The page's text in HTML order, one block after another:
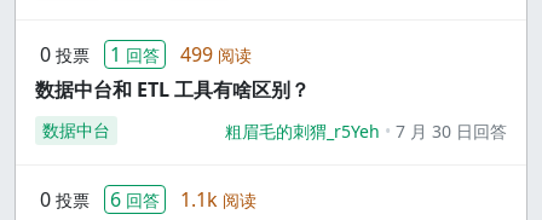
0 投票 1 回答 499 阅读
数据中台和 ETL 工具有啥区别？
数据中台 粗眉毛的刺猬_r5Yeh 7 月 30 日回答
0 投票 6 回答 1.1k 阅读